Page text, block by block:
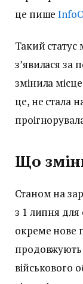
це пише
Такий
з’явилася за
змінила
це, не стала
Що
Станом на
з 1 липня для
окреме нове
продовжують
військового